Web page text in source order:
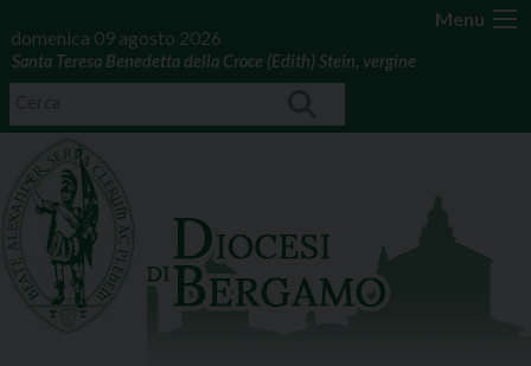
Menu
domenica 09 agosto 2026
Santa Teresa Benedetta della Croce (Edith) Stein, vergine